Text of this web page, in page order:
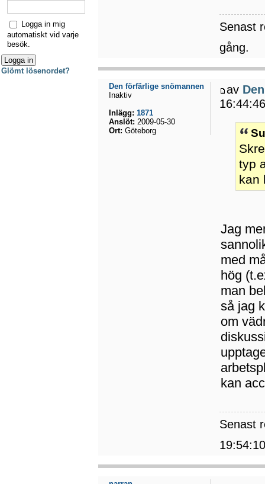
Senast
gång.
av
typ
kan
Jag
med
hög
man
så jag
om
kan
Senast
Den förfärlige snömannen
Inaktiv
Inlägg: 1871
Anslöt: 2009-05-30
Ort: Göteborg
Logga in mig
automatiskt vid varje
besök.
Glömt lösenordet?